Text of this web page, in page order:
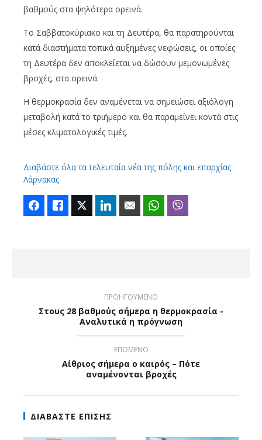
βαθμούς στα ψηλότερα ορεινά.
Το Σαββατοκύριακο και τη Δευτέρα, θα παρατηρούνται
κατά διαστήματα τοπικά αυξημένες νεφώσεις, οι οποίες
τη Δευτέρα δεν αποκλείεται να δώσουν μεμονωμένες
βροχές, στα ορεινά.
Η θερμοκρασία δεν αναμένεται να σημειώσει αξιόλογη
μεταβολή κατά το τριήμερο και θα παραμείνει κοντά στις
μέσες κλιματολογικές τιμές.
Διαβάστε όλα τα τελευταία νέα της πόλης και επαρχίας
Λάρνακας
FacebookLike Twitter LinkedIn Email WhatsApp
ΠΡΟΗΓΟΥΜΕΝΟ
Στους 28 βαθμούς σήμερα η θερμοκρασία -
Αναλυτικά η πρόγνωση
ΕΠΟΜΕΝΟ
Αίθριος σήμερα ο καιρός – Πότε
αναμένονται βροχές
ΔΙΑΒΑΣΤΕ ΕΠΙΣΗΣ